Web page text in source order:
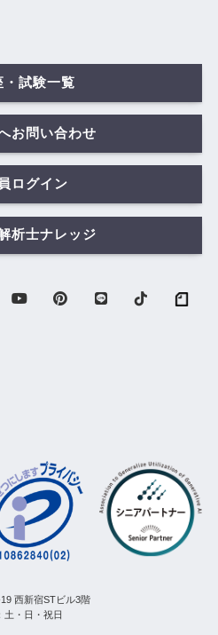
・試験一覧
お問い合わせ
ログイン
析士ナレッジ
西新宿STビル3階
土・日・祝日